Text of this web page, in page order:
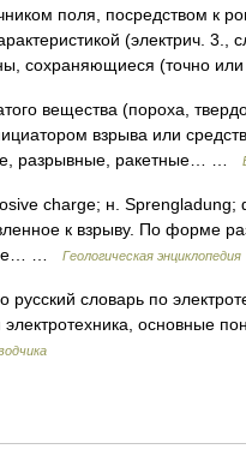
поля, посредством к
(электрич. 3.,
сохраняющиеся (точно
вещества (пороха,
взрыва или
разрывные, ракетные… …
charge; н. Sprengladung;
к взрыву. Пo форме
…
Геологическая энциклопедия
словарь по
основные